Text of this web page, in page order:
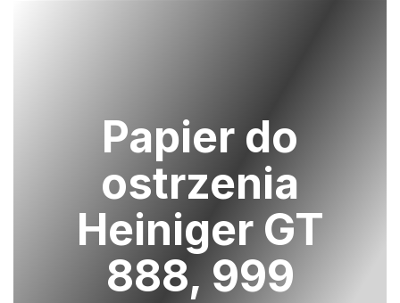
Papier do
ostrzenia
Heiniger GT
888, 999